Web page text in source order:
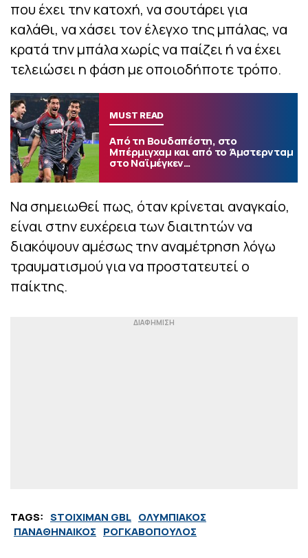
που έχει την κατοχή, να σουτάρει για
καλάθι, να χάσει τον έλεγχο της μπάλας, να
κρατά την μπάλα χωρίς να παίζει ή να έχει
τελειώσει η φάση με οποιοδήποτε τρόπο.
MUST READ
Από τη Βουδαπέστη, στο
Μπέρμιγχαμ και από το Άμστερνταμ
στο Ναϊμέγκεν…
Να σημειωθεί πως, όταν κρίνεται αναγκαίο,
είναι στην ευχέρεια των διαιτητών να
διακόψουν αμέσως την αναμέτρηση λόγω
τραυματισμού για να προστατευτεί ο
παίκτης.
TAGS: STOIXIMAN GBL ΟΛΥΜΠΙΑΚΟΣ
ΠΑΝΑΘΗΝΑΙΚΟΣ ΡΟΓΚΑΒΟΠΟΥΛΟΣ